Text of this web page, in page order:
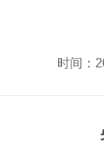
时间：